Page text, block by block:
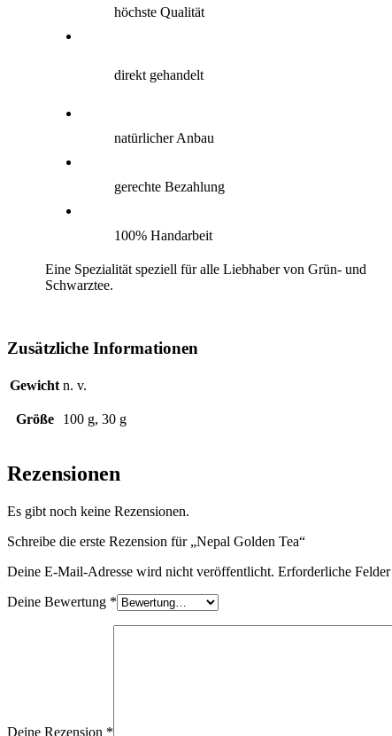
höchste Qualität
direkt gehandelt
natürlicher Anbau
gerechte Bezahlung
100% Handarbeit
Eine Spezialität speziell für alle Liebhaber von Grün- und
Schwarztee.
Zusätzliche Informationen
Gewicht n. v.
Größe 100 g, 30 g
Rezensionen
Es gibt noch keine Rezensionen.
Schreibe die erste Rezension für „Nepal Golden Tea“
Deine E-Mail-Adresse wird nicht veröffentlicht. Erforderliche
Deine Bewertung *
Deine Rezension *